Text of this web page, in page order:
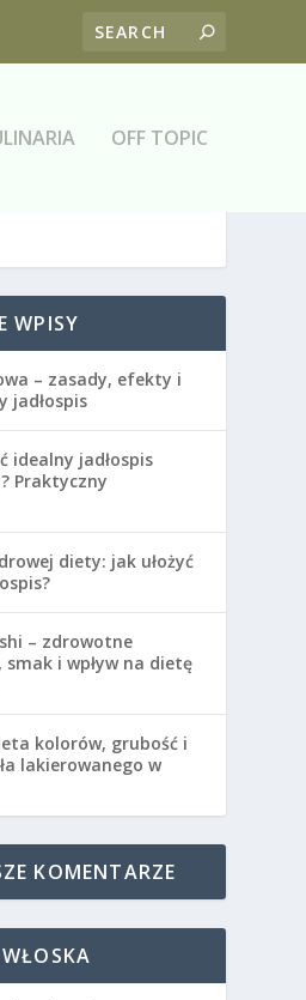
OFF TOPIC
WPISY
– zasady, efekty i
jadłospis
idealny jadłospis
Praktyczny
diety: jak ułożyć
– zdrowotne
smak i wpływ na dietę
kolorów, grubość i
lakierowanego w
KOMENTARZE